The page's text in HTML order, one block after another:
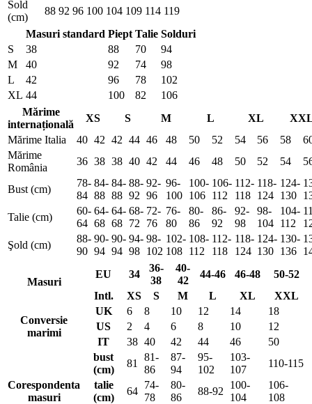
Sold
(cm)
88 92 96 100 104 109 114 119
Masuri standard Piept Talie Solduri
S
38 88 70
94
M
40 92 74
98
L
42 96 78
102
XL 44 100 82
106
Mărime
internațională
XS S M L XL
Mărime Italia
40 42 42 44 46 48 50 52 54 56 58
Mărime
România
36 38 38 40 42 44 46 48 50 52 54
Bust (cm)
78-
84
84-
88
84-
88
88-
92
92-
96
96-
100
100-
106
106-
112
112-
118
118-
124
124-
130
Talie (cm)
60-
64
64-
68
64-
68
68-
72
72-
76
76-
80
80-
86
86-
92
92-
98
98-
104
104-
112
Şold (cm)
88-
90
90-
94
90-
94
94-
98
98-
102
102-
108
108-
112
112-
118
118-
124
124-
130
130-
136
Masuri
EU 34
36-
38
40-
42
44-46 46-48
50-52
Intl.
XS S M L XL XXL
Conversie
marimi
UK 6 8 10 12 14
18
US
2 4 6 8 10
12
IT
38 40 42 44 46 50
Corespondenta
masuri
bust
(cm)
81
81-
86
87-
94
95-
102
103-
107
110-115
talie
(cm)
64
74-
78
80-
86
88-92
100-
104
106-
108